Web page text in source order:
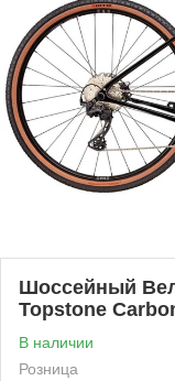
Шоссейный
Topstone
В наличии
Розница